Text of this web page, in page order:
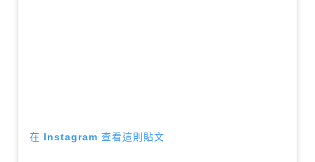
在 Instagram 查看這則貼文